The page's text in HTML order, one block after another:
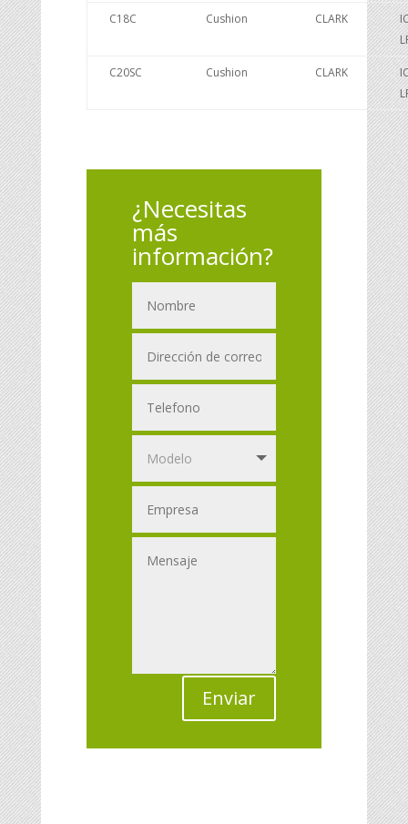
C18C Cushion CLARK
C20SC Cushion CLARK
¿Necesitas
más
información?
Enviar